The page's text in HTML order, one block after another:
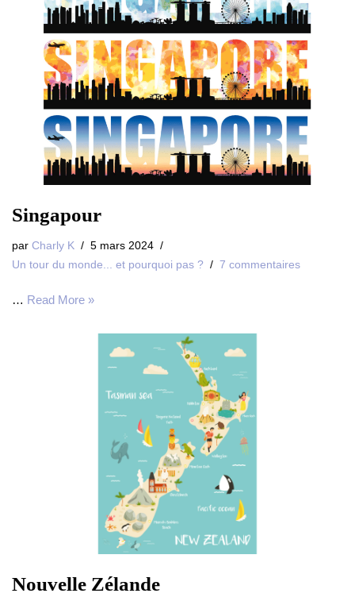
Singapour
par Charly K
5 mars 2024
Un tour du monde... et pourquoi pas ?
7 commentaires
… Read More »
Nouvelle Zélande